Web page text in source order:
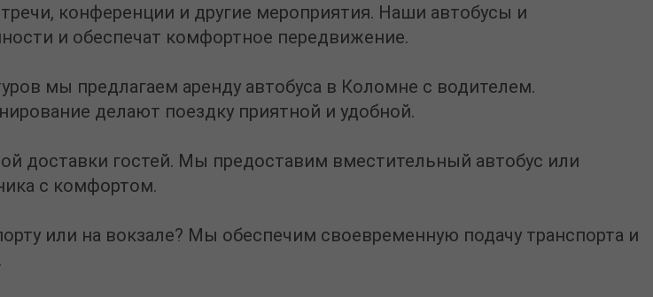
конференции и другие мероприятия. Наши автобусы и
и обеспечат комфортное передвижение.
мы предлагаем аренду автобуса в Коломне с водителем.
делают поездку приятной и удобной.
доставки гостей. Мы предоставим вместительный автобус или
с комфортом.
или на вокзале? Мы обеспечим своевременную подачу транспорта и